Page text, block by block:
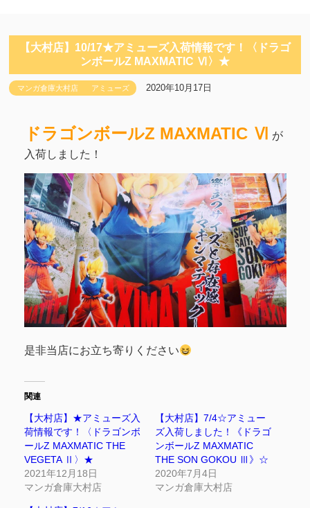
【大村店】10/17★アミューズ入荷情報です！〈ドラゴ
ンボールZ MAXMATIC Ⅵ〉★
マンガ倉庫大村店 アミューズ 2020年10月17日
ドラゴンボールZ MAXMATIC Ⅵ が
入荷しました！
是非当店にお立ち寄りください
関連
【大村店】★アミューズ入
荷情報です！〈ドラゴンボ
ールZ MAXMATIC THE
VEGETA Ⅱ〉★
2021年12月18日
マンガ倉庫大村店
【大村店】7/4☆アミュー
ズ入荷しました！《ドラゴ
ンボールZ MAXMATIC
THE SON GOKOU Ⅲ》☆
2020年7月4日
マンガ倉庫大村店